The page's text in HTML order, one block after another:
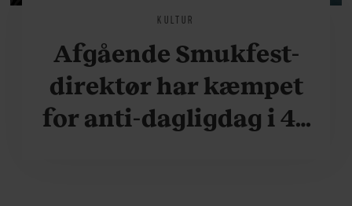
KULTUR
Afgående Smukfest-
direktør har kæmpet
for anti-dagligdag i 46